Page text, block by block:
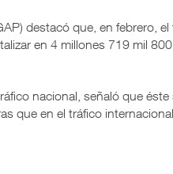
destacó que, en febrero,
en 4 millones 719 mil
nacional, señaló que
que en el tráfico